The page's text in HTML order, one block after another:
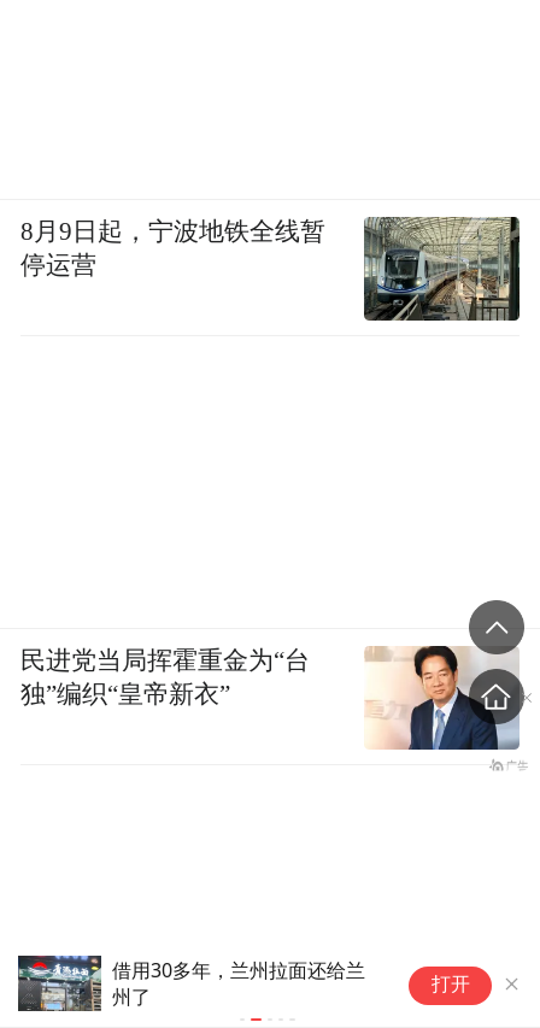
义务兵报名倒计时！征兵眼科体
检前，这几点务必自查
打开
8月9日起，宁波地铁全线暂
停运营
民进党当局挥霍重金为“台
独”编织“皇帝新衣”